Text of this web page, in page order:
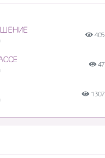
405
47
1307